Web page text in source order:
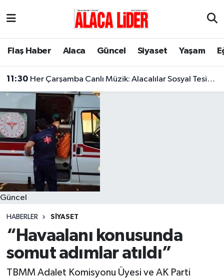
Flaş Haber Alaca Güncel Siyaset Yaşam
11:30 Her Çarşamba Canlı Müzik: Alacalılar Sosyal Tesislerde Buluşuyor!
Güncel
HABERLER SIYASET
“Havaalanı konusunda
somut adımlar atıldı”
TBMM Adalet Komisyonu Üyesi ve AK Parti
Çorum Nöbetçi Eczaneler
Çorum Trafik Yoğunluk Haritası
Süper Lig Puan Durumu ve Fikstür
Tüm Manşetler
Son Dakika Haberleri
Haber Arşivi